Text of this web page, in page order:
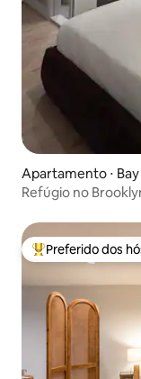
Apartamento ⋅ Bay
Refúgio no
Entre os melhores
Preferido dos